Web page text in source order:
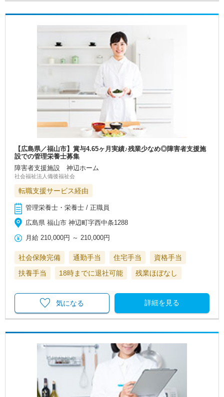
【広島県／福山市】賞与4.65ヶ月実績♪残業少なめ◎障害者支援施
設での管理栄養士募集
障害者支援施設 神辺ホーム
社会福祉法人備後福祉会
転職支援サービス経由
管理栄養士・栄養士 / 正職員
広島県 福山市 神辺町字西中条1288
月給 210,000円 ～ 210,000円
社会保険完備 通勤手当 住宅手当
資格手当
扶養手当
18時までに退社可能 残業ほぼなし
詳細を見る
気になる